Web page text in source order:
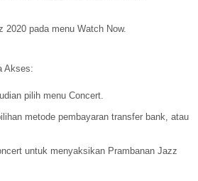
pada menu Watch Now.
Akses:
pilih menu Concert.
metode pembayaran transfer bank, atau
untuk menyaksikan Prambanan Jazz